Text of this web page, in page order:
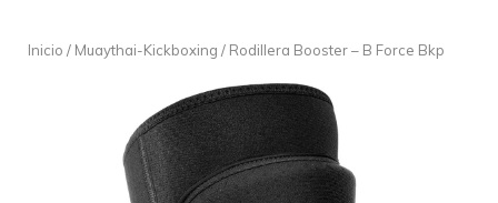
Inicio / Muaythai-Kickboxing / Rodillera Booster – B Force Bkp